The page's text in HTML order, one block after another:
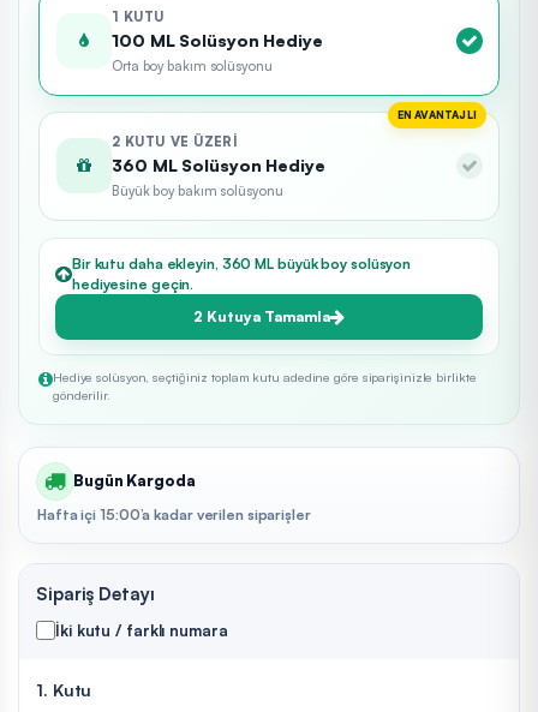
1 KUTU
100 ML Solüsyon Hediye
Orta boy bakım solüsyonu
EN AVANTAJLI
2 KUTU VE ÜZERI
360 ML Solüsyon Hediye
Büyük boy bakım solüsyonu
Bir kutu daha ekleyin, 360 ML büyük boy solüsyon
hediyesine geçin.
2 Kutuya Tamamla
Hediye solüsyon, seçtiğiniz toplam kutu adedine göre siparişinizle birlikte
gönderilir.
Bugün Kargoda
Hafta içi 15:00’a kadar verilen siparişler
Sipariş Detayı
İki kutu / farklı numara
1. Kutu